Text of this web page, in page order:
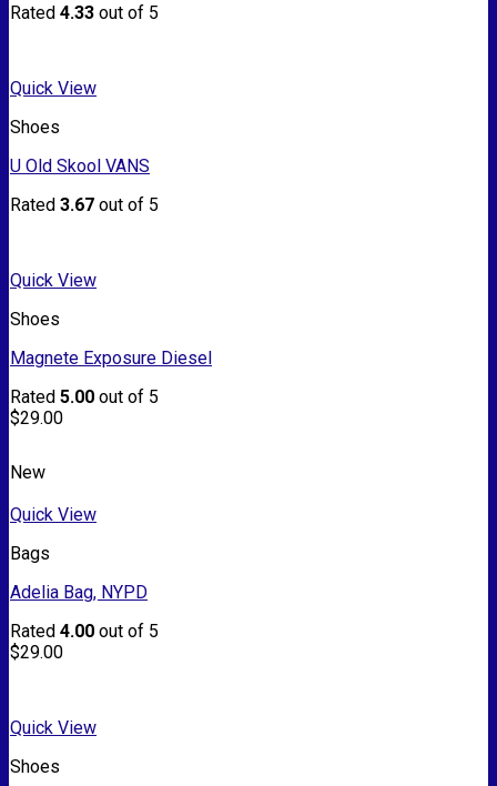
Rated 4.33 out of 5
Quick View
Shoes
U Old Skool VANS
Rated 3.67 out of 5
Quick View
Shoes
Magnete Exposure Diesel
Rated 5.00 out of 5
$29.00
New
Quick View
Bags
Adelia Bag, NYPD
Rated 4.00 out of 5
$29.00
Quick View
Shoes